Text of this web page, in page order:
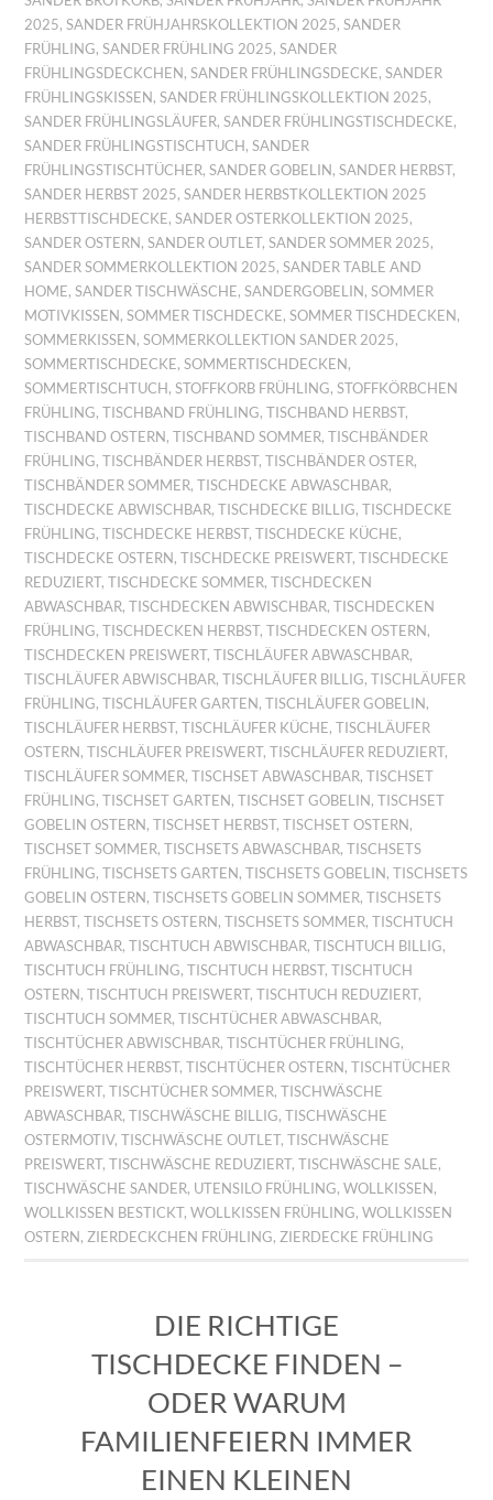
2025,SANDER FRÜHJAHRSKOLLEKTION 2025,SANDER
FRÜHLING,SANDER FRÜHLING 2025,SANDER
FRÜHLINGSDECKCHEN ,SANDER FRÜHLINGSDECKE,SANDER
FRÜHLINGSKISSEN ,SANDER FRÜHLINGSKOLLEKTION 2025,
SANDER FRÜHLINGSLÄUFER,SANDER FRÜHLINGSTISCHDECKE,
SANDER FRÜHLINGSTISCHTUCH ,SANDER
FRÜHLINGSTISCHTÜCHER,SANDER GOBELIN ,SANDER HERBST,
SANDER HERBST 2025,SANDER HERBSTKOLLEKTION 2025
HERBSTTISCHDECKE,SANDER OSTERKOLLEKTION 2025,
SANDER OSTERN ,SANDER OUTLET,SANDER SOMMER 2025,
SANDER SOMMERKOLLEKTION 2025,SANDER TABLE AND
HOME,SANDER TISCHWÄSCHE,SANDERGOBELIN ,SOMMER
MOTIVKISSEN ,SOMMER TISCHDECKE,SOMMER TISCHDECKEN ,
SOMMERKISSEN ,SOMMERKOLLEKTION SANDER 2025,
SOMMERTISCHDECKE,SOMMERTISCHDECKEN ,
SOMMERTISCHTUCH ,STOFFKORB FRÜHLING,STOFFKÖRBCHEN
FRÜHLING,TISCHBAND FRÜHLING,TISCHBAND HERBST,
TISCHBAND OSTERN ,TISCHBAND SOMMER,TISCHBÄNDER
FRÜHLING,TISCHBÄNDER HERBST,TISCHBÄNDER OSTER,
TISCHBÄNDER SOMMER,TISCHDECKE ABWASCHBAR,
TISCHDECKE ABWISCHBAR,TISCHDECKE BILLIG,TISCHDECKE
FRÜHLING,TISCHDECKE HERBST,TISCHDECKE KÜCHE,
TISCHDECKE OSTERN ,TISCHDECKE PREISWERT,TISCHDECKE
REDUZIERT,TISCHDECKE SOMMER,TISCHDECKEN
ABWASCHBAR,TISCHDECKEN ABWISCHBAR,TISCHDECKEN
FRÜHLING,TISCHDECKEN HERBST,TISCHDECKEN OSTERN ,
TISCHDECKEN PREISWERT,TISCHLÄUFER ABWASCHBAR,
TISCHLÄUFER ABWISCHBAR,TISCHLÄUFER BILLIG,TISCHLÄUFER
FRÜHLING,TISCHLÄUFER GARTEN ,TISCHLÄUFER GOBELIN ,
TISCHLÄUFER HERBST,TISCHLÄUFER KÜCHE,TISCHLÄUFER
OSTERN ,TISCHLÄUFER PREISWERT,TISCHLÄUFER REDUZIERT,
TISCHLÄUFER SOMMER,TISCHSET ABWASCHBAR,TISCHSET
FRÜHLING,TISCHSET GARTEN ,TISCHSET GOBELIN ,TISCHSET
GOBELIN OSTERN ,TISCHSET HERBST,TISCHSET OSTERN ,
TISCHSET SOMMER,TISCHSETS ABWASCHBAR,TISCHSETS
FRÜHLING,TISCHSETS GARTEN ,TISCHSETS GOBELIN ,TISCHSETS
GOBELIN OSTERN ,TISCHSETS GOBELIN SOMMER,TISCHSETS
HERBST,TISCHSETS OSTERN ,TISCHSETS SOMMER,TISCHTUCH
ABWASCHBAR,TISCHTUCH ABWISCHBAR,TISCHTUCH BILLIG,
TISCHTUCH FRÜHLING,TISCHTUCH HERBST,TISCHTUCH
OSTERN ,TISCHTUCH PREISWERT,TISCHTUCH REDUZIERT,
TISCHTUCH SOMMER,TISCHTÜCHER ABWASCHBAR,
TISCHTÜCHER ABWISCHBAR,TISCHTÜCHER FRÜHLING,
TISCHTÜCHER HERBST,TISCHTÜCHER OSTERN ,TISCHTÜCHER
PREISWERT,TISCHTÜCHER SOMMER,TISCHWÄSCHE
ABWASCHBAR,TISCHWÄSCHE BILLIG,TISCHWÄSCHE
OSTERMOTIV,TISCHWÄSCHE OUTLET,TISCHWÄSCHE
PREISWERT,TISCHWÄSCHE REDUZIERT,TISCHWÄSCHE SALE,
TISCHWÄSCHE SANDER, UTENSILO FRÜHLING,WOLLKISSEN ,
WOLLKISSEN BESTICKT,WOLLKISSEN FRÜHLING,WOLLKISSEN
OSTERN ,ZIERDECKCHEN FRÜHLING,ZIERDECKE FRÜHLING
DIE RICHTIGE
TISCHDECKE FINDEN –
ODER WARUM
FAMILIENFEIERN IMMER
EINEN KLEINEN